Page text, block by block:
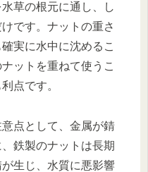
草の根元に通し、し
です。ナットの重さ
実に水中に沈めるこ
ットを重ねて使うこ
点です。
点として、金属が錆
鉄製のナットは長期
生じ、水質に悪影響